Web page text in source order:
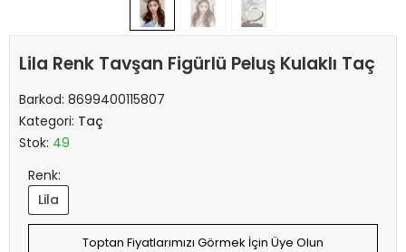
Lila Renk Tavşan Figürlü Peluş Kulaklı Taç
Barkod: 8699400115807
Kategori: Taç
Stok: 49
Renk:
Lila
Toptan Fiyatlarımızı Görmek İçin Üye Olun